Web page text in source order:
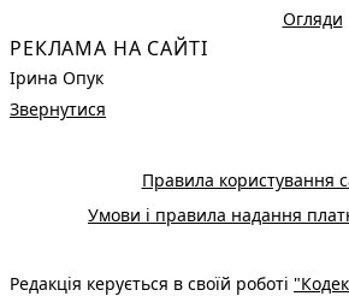
РЕКЛАМА НА САЙТІ
Ірина Опук
Звернутися
Огляди
Правила користування
Умови і правила надання
Редакція керується в своїй роботі